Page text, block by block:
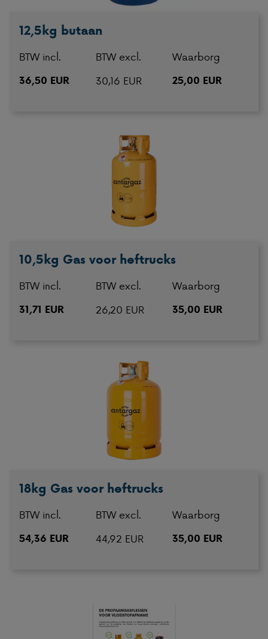
12,5kg butaan
BTW incl.
36,50 EUR
BTW excl.
30,16 EUR
Waarborg
25,00 EUR
10,5kg Gas voor heftrucks
BTW incl.
31,71 EUR
BTW excl.
26,20 EUR
Waarborg
35,00 EUR
18kg Gas voor heftrucks
BTW incl.
54,36 EUR
BTW excl.
44,92 EUR
Waarborg
35,00 EUR